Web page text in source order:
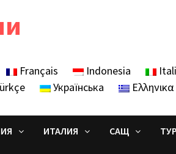
Français Indonesia
Українська Ελληνικα
ИТАЛИЯ САЩ